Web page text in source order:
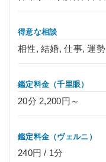
得意な相談
相性, 結婚, 仕事, 運
鑑定料金（千里眼）
20分 2,200円～
鑑定料金（ヴェルニ）
240円 / 1分